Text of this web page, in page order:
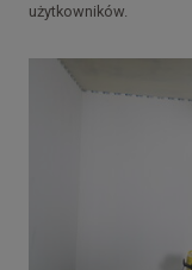
użytkowników.